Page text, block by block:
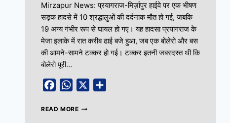
Mirzapur News: प्रयागराज-मिर्ज़ापुर हाईवे पर एक भीषण
सड़क हादसे में 10 श्रद्धालुओं की दर्दनाक मौत हो गई, जबकि
19 अन्य गंभीर रूप से घायल हो गए। यह हादसा प्रयागराज के
मेजा इलाके में रात करीब ढाई बजे हुआ, जब एक बोलेरो और बस
की आमने-सामने टक्कर हो गई। टक्कर इतनी जबरदस्त थी कि
बोलेरो पूरी…
FacebookWhatsApp
READ MORE